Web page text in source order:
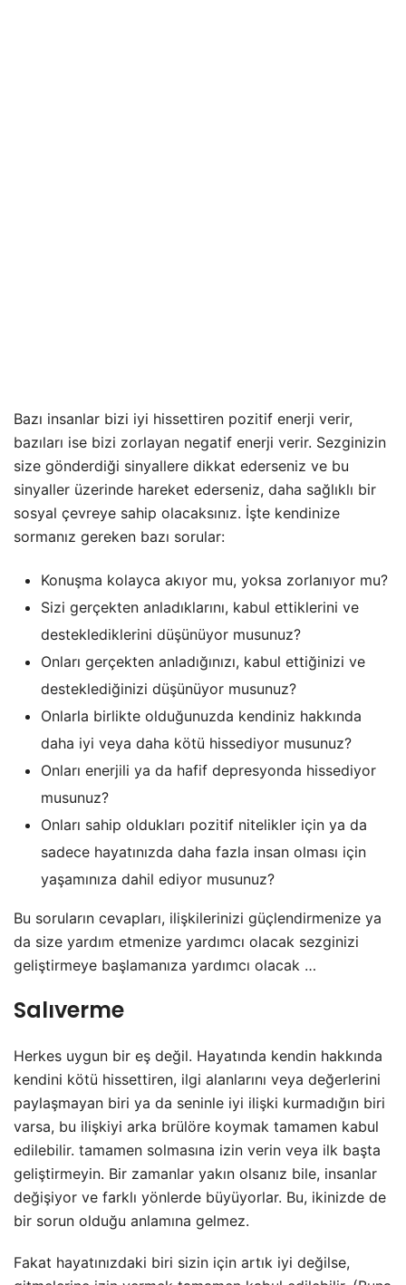
Bazı insanlar bizi iyi hissettiren pozitif enerji verir,
bazıları ise bizi zorlayan negatif enerji verir. Sezginizin
size gönderdiği sinyallere dikkat ederseniz ve bu
sinyaller üzerinde hareket ederseniz, daha sağlıklı bir
sosyal çevreye sahip olacaksınız. İşte kendinize
sormanız gereken bazı sorular:
Konuşma kolayca akıyor mu, yoksa zorlanıyor mu?
Sizi gerçekten anladıklarını, kabul ettiklerini ve
desteklediklerini düşünüyor musunuz?
Onları gerçekten anladığınızı, kabul ettiğinizi ve
desteklediğinizi düşünüyor musunuz?
Onlarla birlikte olduğunuzda kendiniz hakkında
daha iyi veya daha kötü hissediyor musunuz?
Onları enerjili ya da hafif depresyonda hissediyor
musunuz?
Onları sahip oldukları pozitif nitelikler için ya da
sadece hayatınızda daha fazla insan olması için
yaşamınıza dahil ediyor musunuz?
Bu soruların cevapları, ilişkilerinizi güçlendirmenize ya
da size yardım etmenize yardımcı olacak sezginizi
geliştirmeye başlamanıza yardımcı olacak …
Salıverme
Herkes uygun bir eş değil. Hayatında kendin hakkında
kendini kötü hissettiren, ilgi alanlarını veya değerlerini
paylaşmayan biri ya da seninle iyi ilişki kurmadığın biri
varsa, bu ilişkiyi arka brülöre koymak tamamen kabul
edilebilir. tamamen solmasına izin verin veya ilk başta
geliştirmeyin. Bir zamanlar yakın olsanız bile, insanlar
değişiyor ve farklı yönlerde büyüyorlar. Bu, ikinizde de
bir sorun olduğu anlamına gelmez.
Fakat hayatınızdaki biri sizin için artık iyi değilse,